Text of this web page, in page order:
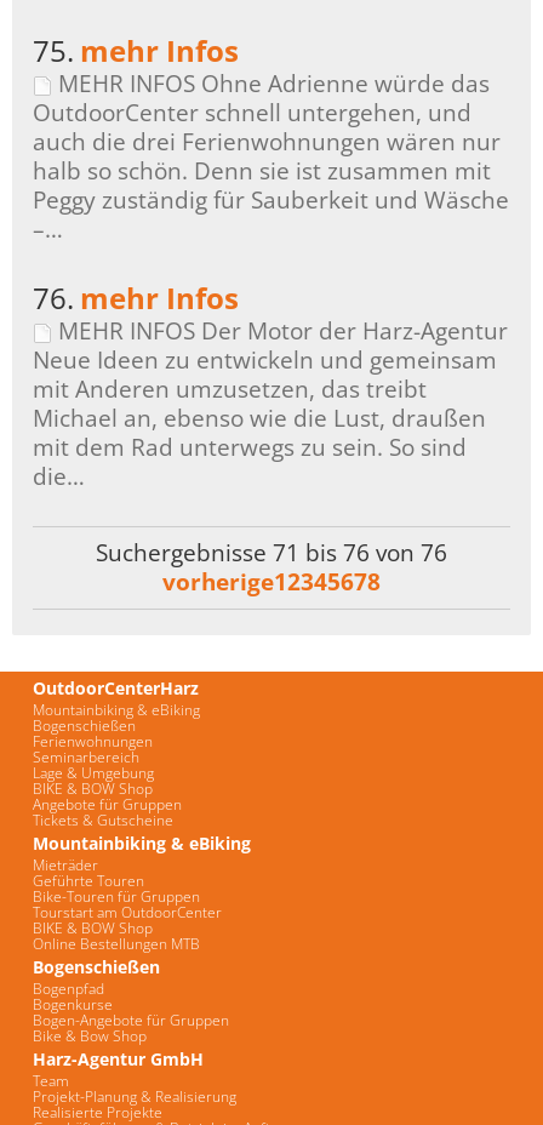
75. mehr Infos
MEHR INFOS Ohne Adrienne würde das
OutdoorCenter schnell untergehen, und
auch die drei Ferienwohnungen wären nur
halb so schön. Denn sie ist zusammen mit
Peggy zuständig für Sauberkeit und Wäsche
–…
76. mehr Infos
MEHR INFOS Der Motor der Harz-Agentur
Neue Ideen zu entwickeln und gemeinsam
mit Anderen umzusetzen, das treibt
Michael an, ebenso wie die Lust, draußen
mit dem Rad unterwegs zu sein. So sind
die…
Suchergebnisse 71 bis 76 von 76
vorherige12345678
OutdoorCenterHarz
Mountainbiking & eBiking
Bogenschießen
Ferienwohnungen
Seminarbereich
Lage & Umgebung
BIKE & BOW Shop
Angebote für Gruppen
Tickets & Gutscheine
Mountainbiking & eBiking
Mieträder
Geführte Touren
Bike-Touren für Gruppen
Tourstart am OutdoorCenter
BIKE & BOW Shop
Online Bestellungen MTB
Bogenschießen
Bogenpfad
Bogenkurse
Bogen-Angebote für Gruppen
Bike & Bow Shop
Harz-Agentur GmbH
Team
Projekt-Planung & Realisierung
Realisierte Projekte